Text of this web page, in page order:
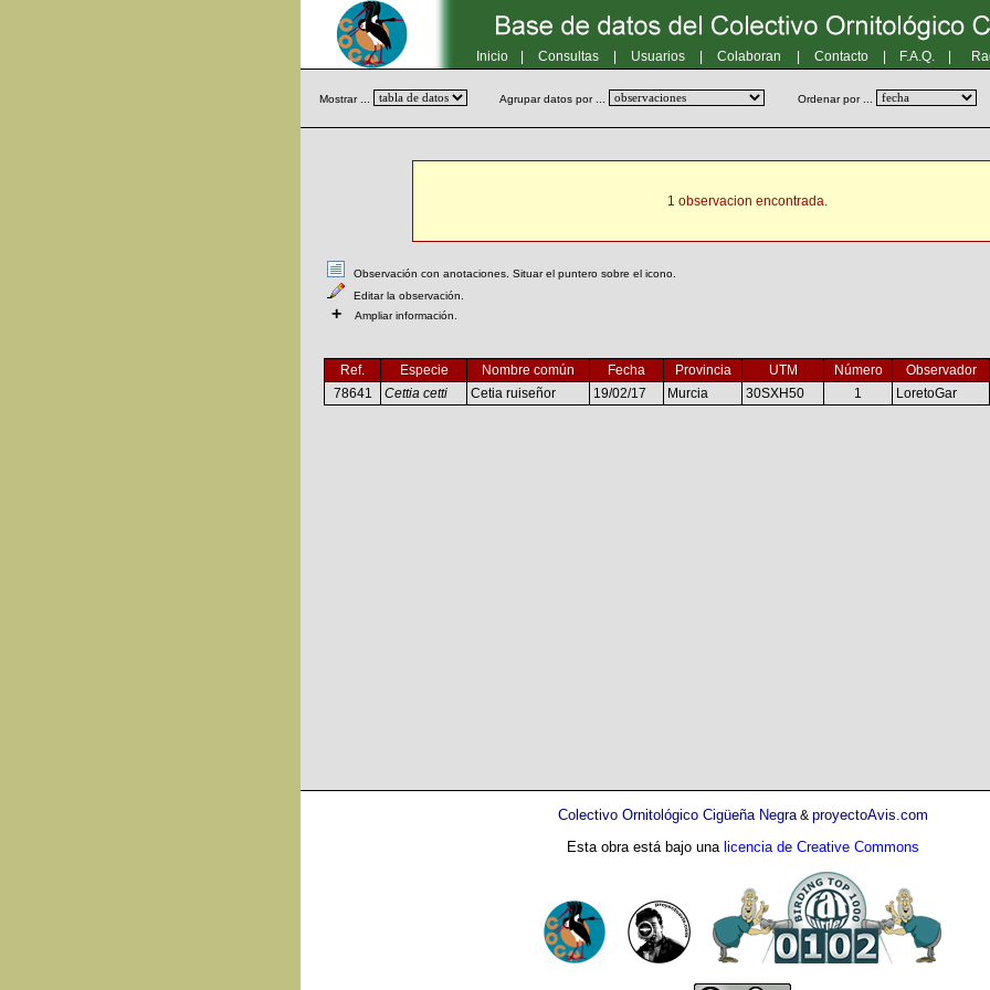
Inicio Consultas Usuarios Colaboran Contacto F.A.Q.
Mostrar ... Agrupar datos por ... Ordenar por ...
1 observacion encontrada.
Observación con anotaciones. Situar el puntero sobre el icono.
Editar la observación.
+ Ampliar información.
Ref. Especie Nombre común Fecha Provincia UTM Número
Observador
78641
Cettia cetti Cetia ruiseñor 19/02/17 Murcia 30SXH50 1 LoretoGar
Colectivo Ornitológico Cigüeña Negra& proyectoAvis.com
Esta obra está bajo una licencia de Creative Commons